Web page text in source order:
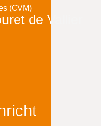
(CVM)
de Vallier